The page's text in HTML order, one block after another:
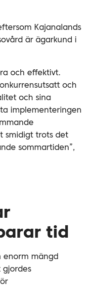
Kajanalands
är ägarkund i
och effektivt.
och
och sina
implementeringen
smidigt trots det
sommartiden”,
tid
enorm mängd
gjordes